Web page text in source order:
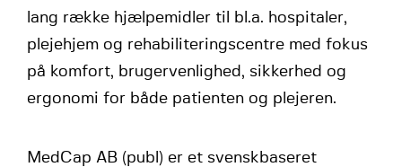
lang række hjælpemidler til bl.a. hospitaler,
plejehjem og rehabiliteringscentre med fokus
på komfort, brugervenlighed, sikkerhed og
ergonomi for både patienten og plejeren.
MedCap AB (publ) er et svenskbaseret